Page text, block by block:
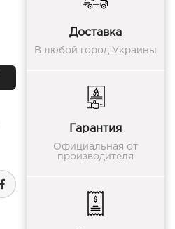
Доставка
В любой город Украины
Гарантия
Официальная от
производителя